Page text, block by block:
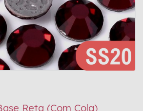
Reta (Com Cola)